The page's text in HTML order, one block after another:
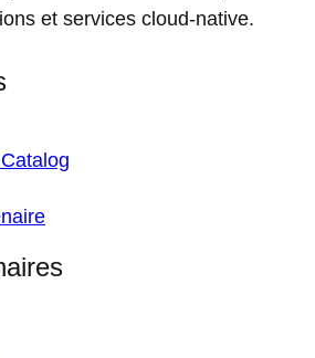
et services cloud-native.